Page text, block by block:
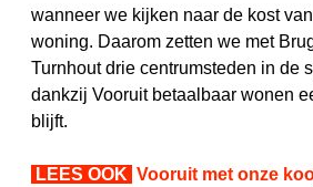
wanneer we kijken naar de kost
woning. Daarom zetten we met
Turnhout drie centrumsteden in de
dankzij Vooruit betaalbaar wonen
blijft.
LEES OOK Vooruit met onze